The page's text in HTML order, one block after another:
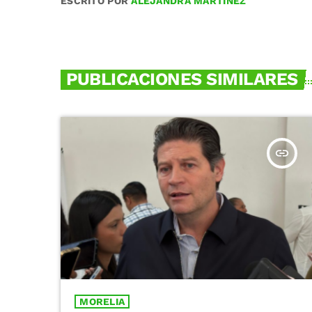
PUBLICACIONES SIMILARES
insert_link
MORELIA